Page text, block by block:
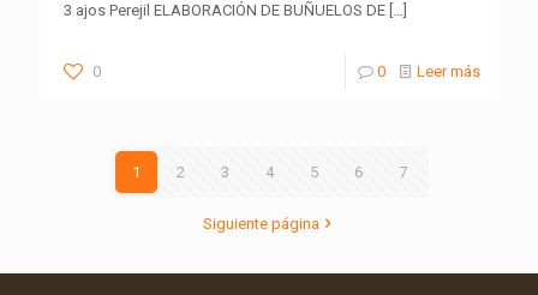
3 ajos Perejil ELABORACIÓN DE BUÑUELOS DE […]
0 0 Leer más
1 2 3 4 5 6 7
Siguiente página